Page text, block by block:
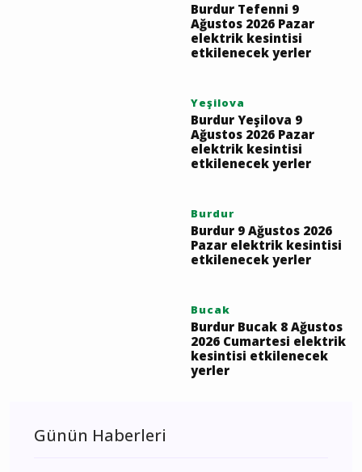
Burdur Tefenni 9
Ağustos 2026 Pazar
elektrik kesintisi
etkilenecek yerler
Yeşilova
Burdur Yeşilova 9
Ağustos 2026 Pazar
elektrik kesintisi
etkilenecek yerler
Burdur
Burdur 9 Ağustos 2026
Pazar elektrik kesintisi
etkilenecek yerler
Bucak
Burdur Bucak 8 Ağustos
2026 Cumartesi elektrik
kesintisi etkilenecek
yerler
Günün Haberleri